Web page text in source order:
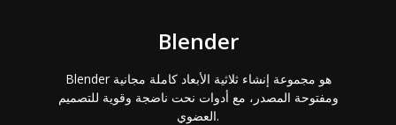
Blender
Blender هو مجموعة إنشاء ثلاثية الأبعاد كاملة مجانية
ومفتوحة المصدر، مع أدوات نحت ناضجة وقوية للتصميم
العضوي.